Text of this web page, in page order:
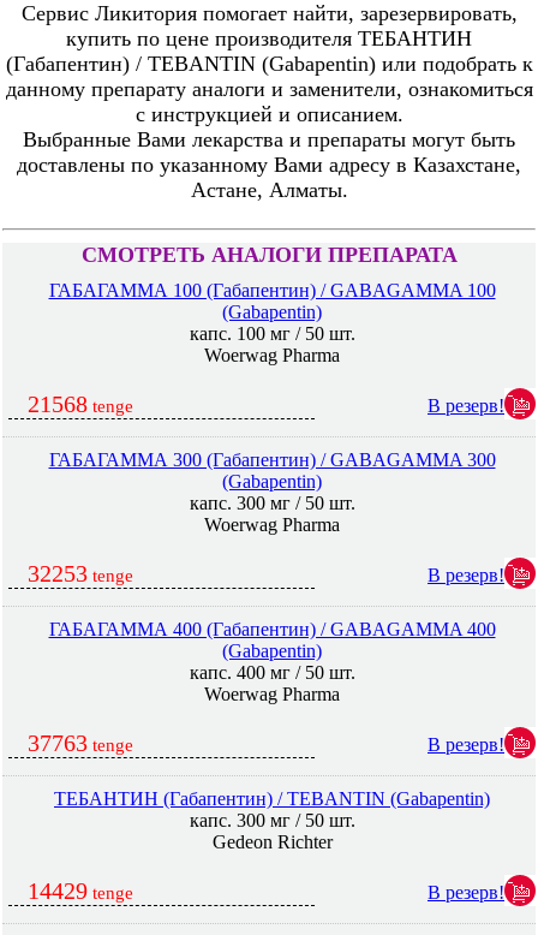
Сервис Ликитория помогает найти, зарезервировать,
купить по цене производителя ТЕБАНТИН
(Габапентин) / TEBANTIN (Gabapentin) или подобрать к
данному препарату аналоги и заменители, ознакомиться
с инструкцией и описанием.
Выбранные Вами лекарства и препараты могут быть
доставлены по указанному Вами адресу в Казахстане,
Астане, Алматы.
СМОТРЕТЬ АНАЛОГИ ПРЕПАРАТА
ГАБАГАММА 100 (Габапентин) / GABAGAMMA 100
(Gabapentin)
капс. 100 мг / 50 шт.
Woerwag Pharma
21568 tenge В резерв!
ГАБАГАММА 300 (Габапентин) / GABAGAMMA 300
(Gabapentin)
капс. 300 мг / 50 шт.
Woerwag Pharma
32253 tenge В резерв!
ГАБАГАММА 400 (Габапентин) / GABAGAMMA 400
(Gabapentin)
капс. 400 мг / 50 шт.
Woerwag Pharma
37763 tenge В резерв!
ТЕБАНТИН (Габапентин) / TEBANTIN (Gabapentin)
капс. 300 мг / 50 шт.
Gedeon Richter
14429 tenge В резерв!